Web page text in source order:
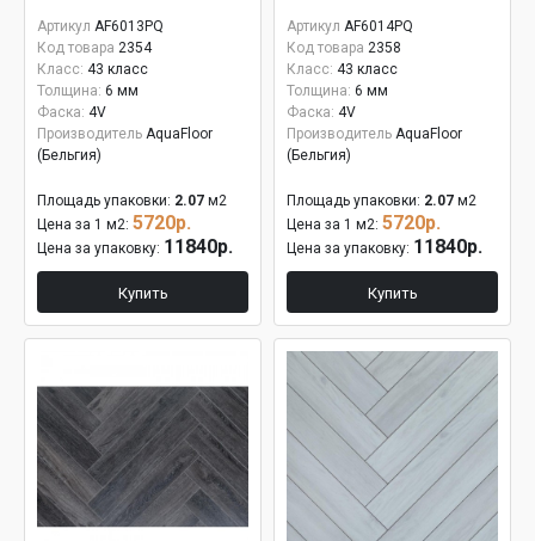
Артикул AF6013PQ
Код товара 2354
Класс: 43 класс
Толщина: 6 мм
Фаска: 4V
Производитель AquaFloor
(Бельгия)
Площадь упаковки: 2.07 м2
Цена за 1 м2: 5720р.
Цена за упаковку: 11840р.
Купить
Артикул AF6014PQ
Код товара 2358
Класс: 43 класс
Толщина: 6 мм
Фаска: 4V
Производитель AquaFloor
(Бельгия)
Площадь упаковки: 2.07 м2
Цена за 1 м2: 5720р.
Цена за упаковку: 11840р.
Купить